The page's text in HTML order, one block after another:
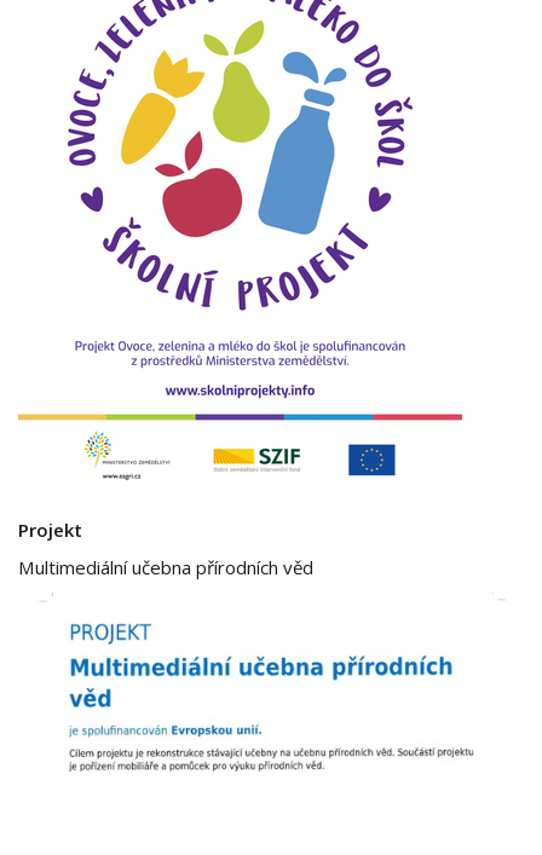
Projekt
Multimediální učebna přírodních věd